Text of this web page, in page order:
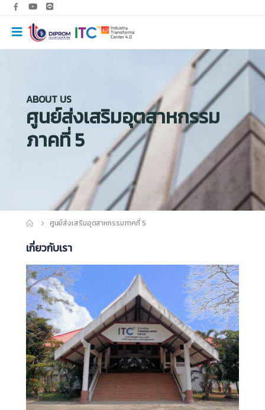
ABOUT US
ศูนย์ส่งเสริมอุตสาหกรรม
ภาคที่ 5
ศูนย์ส่งเสริมอุตสาหกรรมภาคที่ 5
เกี่ยวกับเรา